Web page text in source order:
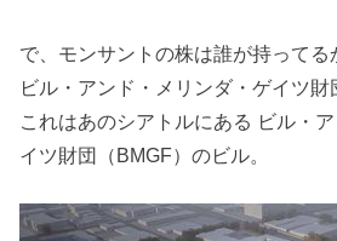
で、モンサントの株は誰が持って
ビル・アンド・メリンダ・ゲイツ財
これはあのシアトルにある ビル・
イツ財団（BMGF）のビル。